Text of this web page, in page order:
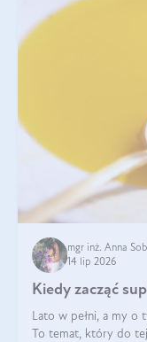
mgr inż. Anna
14 lip 2026
Kiedy zacząć
Lato w pełni, a my o
To temat, który do